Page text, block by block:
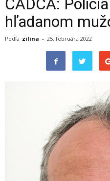
ČADCA:
hľadanom
Podľa zilina - 25. februára 2022